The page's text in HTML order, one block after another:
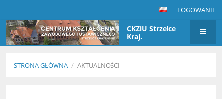
LOGOWANIE
CKZiU Strzelce
Kraj.
STRONA GŁÓWNA / AKTUALNOŚCI